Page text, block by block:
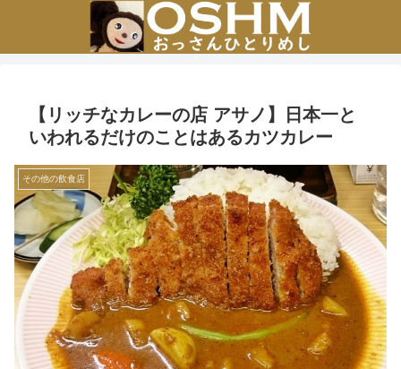
【リッチなカレーの店 アサノ】日本一と
いわれるだけのことはあるカツカレー
その他の飲食店